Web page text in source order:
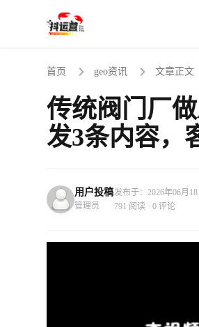
首页 geo资讯 文章正文
传统阀门厂
发3条内容，
用户投稿
管理员
发布于：2026年06月18
791 阅读 · 0 评论